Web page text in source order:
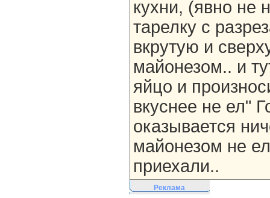
кухни, (явно не
тарелку с
вкрутую и
майонезом.. и
яйцо и
вкуснее не ел"
оказывается
майонезом не
приехали..
Реклама